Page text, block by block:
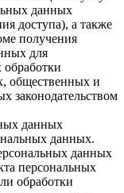
данных
доступа), а также
получения
для
обработки
общественных и
законодательством
данных
данных.
данных
персональных
обработки